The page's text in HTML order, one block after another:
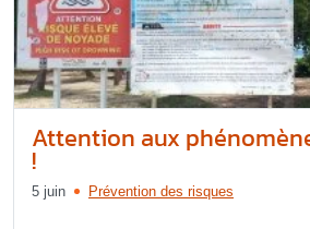
Attention aux
!
5 juin Prévention des risques